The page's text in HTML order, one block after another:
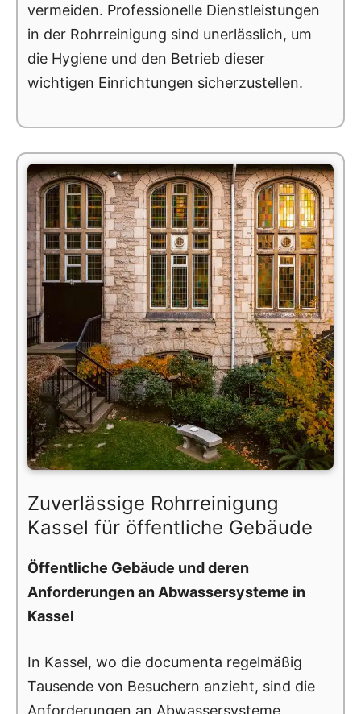
vermeiden. Professionelle Dienstleistungen
in der Rohrreinigung sind unerlässlich, um
die Hygiene und den Betrieb dieser
wichtigen Einrichtungen sicherzustellen.
Zuverlässige Rohrreinigung
Kassel für öffentliche Gebäude
Öffentliche Gebäude und deren
Anforderungen an Abwassersysteme in
Kassel
In Kassel, wo die documenta regelmäßig
Tausende von Besuchern anzieht, sind die
Anforderungen an Abwassersysteme